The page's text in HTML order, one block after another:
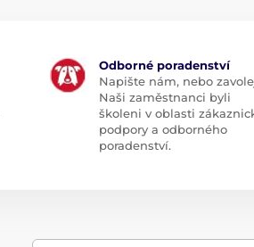
Odborné poradenství
Napište nám, nebo
Naši zaměstnanci byli
školeni v oblasti
podpory a odborného
poradenství.